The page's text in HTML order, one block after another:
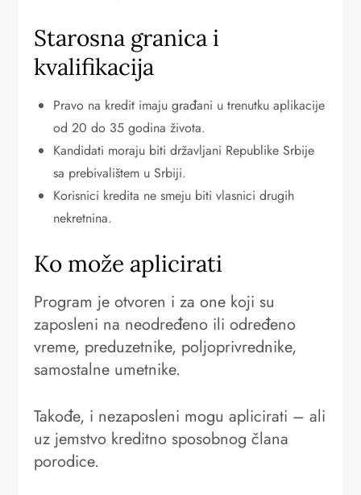
Starosna granica i
kvalifikacija
Pravo na kredit imaju građani u trenutku aplikacije
od 20 do 35 godina života.
Kandidati moraju biti državljani Republike Srbije
sa prebivalištem u Srbiji.
Korisnici kredita ne smeju biti vlasnici drugih
nekretnina.
Ko može aplicirati
Program je otvoren i za one koji su
zaposleni na neodređeno ili određeno
vreme, preduzetnike, poljoprivrednike,
samostalne umetnike.
Takođe, i nezaposleni mogu aplicirati – ali
uz jemstvo kreditno sposobnog člana
porodice.